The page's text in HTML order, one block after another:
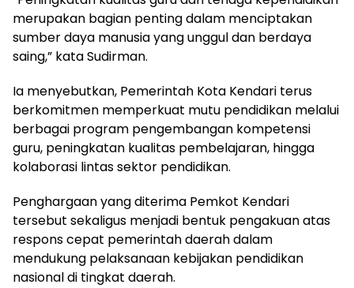
merupakan bagian penting dalam menciptakan
sumber daya manusia yang unggul dan berdaya
saing,” kata Sudirman.
Ia menyebutkan, Pemerintah Kota Kendari terus
berkomitmen memperkuat mutu pendidikan melalui
berbagai program pengembangan kompetensi
guru, peningkatan kualitas pembelajaran, hingga
kolaborasi lintas sektor pendidikan.
Penghargaan yang diterima Pemkot Kendari
tersebut sekaligus menjadi bentuk pengakuan atas
respons cepat pemerintah daerah dalam
mendukung pelaksanaan kebijakan pendidikan
nasional di tingkat daerah.